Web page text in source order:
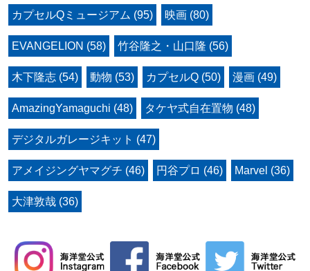
カプセルQミュージアム (95) 映画 (80)
EVANGELION (58) 竹谷隆之・山口隆 (56)
木下隆志 (54) 動物 (53) カプセルQ (50) 漫画 (49)
AmazingYamaguchi (48) タケヤ式自在置物 (48)
デジタルガレージキット (47)
アメイジングヤマグチ (46) 円谷プロ (46) Marvel (36)
大津敦哉 (36)